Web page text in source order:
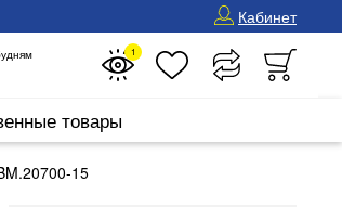
Кабинет
1
товары
15